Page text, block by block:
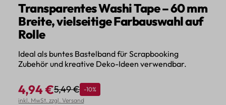
Transparentes Washi Tape – 60 mm
Breite, vielseitige Farbauswahl auf
Rolle
Ideal als buntes Bastelband für Scrapbooking
Zubehör und kreative Deko-Ideen verwendbar.
Verkaufspreis:
4,94 €Regulärer Preis:
5,49 € Rabatt
-10%
inkl. MwSt. zzgl. Versand